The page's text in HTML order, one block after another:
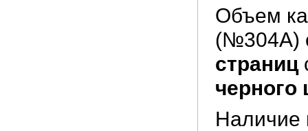
Объем
(№304A)
страниц
черного
Наличие